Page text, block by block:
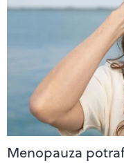
Menopauza